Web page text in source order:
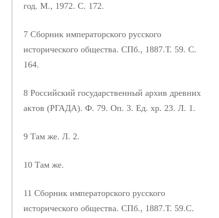
год. М., 1972. С. 172.
7 Сборник императорского русского
исторического общества. СПб., 1887.Т. 59. С.
164.
8 Российский государственный архив древних
актов (РГАДА). Ф. 79. Оп. 3. Ед. хр. 23. Л. 1.
9 Там же. Л. 2.
10 Там же.
11 Сборник императорского русского
исторического общества. СПб., 1887.Т. 59.С.